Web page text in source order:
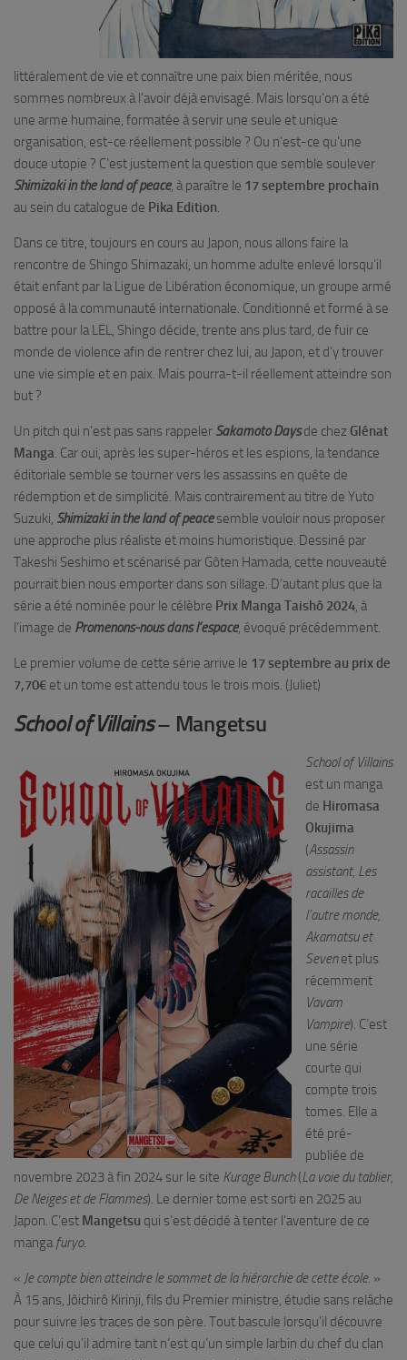
littéralement de vie et connaître une paix bien méritée, nous
sommes nombreux à l’avoir déjà envisagé. Mais lorsqu’on a été
une arme humaine, formatée à servir une seule et unique
organisation, est-ce réellement possible ? Ou n’est-ce qu’une
douce utopie ? C’est justement la question que semble soulever
Shimizaki in the land of peace, à paraître le 17 septembre prochain
au sein du catalogue de Pika Edition.
Dans ce titre, toujours en cours au Japon, nous allons faire la
rencontre de Shingo Shimazaki, un homme adulte enlevé lorsqu’il
était enfant par la Ligue de Libération économique, un groupe armé
opposé à la communauté internationale. Conditionné et formé à se
battre pour la LEL, Shingo décide, trente ans plus tard, de fuir ce
monde de violence afin de rentrer chez lui, au Japon, et d’y trouver
une vie simple et en paix. Mais pourra-t-il réellement atteindre son
but ?
Un pitch qui n’est pas sans rappeler Sakamoto Daysde chez Glénat
Manga. Car oui, après les super-héros et les espions, la tendance
éditoriale semble se tourner vers les assassins en quête de
rédemption et de simplicité. Mais contrairement au titre de Yuto
Suzuki, Shimizaki in the land of peacesemble vouloir nous proposer
une approche plus réaliste et moins humoristique. Dessiné par
Takeshi Seshimo et scénarisé par Gôten Hamada, cette nouveauté
pourrait bien nous emporter dans son sillage. D’autant plus que la
série a été nominée pour le célèbre Prix Manga Taishô 2024, à
l’image de Promenons-nous dans l’espace, évoqué précédemment.
Le premier volume de cette série arrive le 17 septembre au prix de
7,70€ et un tome est attendu tous le trois mois. (Juliet)
School of Villains– Mangetsu
School of Villains
est un manga
de Hiromasa
Okujima
(Assassin
assistant, Les
racailles de
l’autre monde,
Akamatsu et
Sevenet plus
récemment
Vavam
Vampire). C’est
une série
courte qui
compte trois
tomes. Elle a
été pré-
publiée de
novembre 2023 à fin 2024 sur le site Kurage Bunch(La voie du tablier,
De Neiges et de Flammes). Le dernier tome est sorti en 2025 au
Japon. C’est Mangetsu qui s’est décidé à tenter l’aventure de ce
manga furyo.
« Je compte bien atteindre le sommet de la hiérarchie de cette école. »
À 15 ans, Jôichirô Kirinji, fils du Premier ministre, étudie sans relâche
pour suivre les traces de son père. Tout bascule lorsqu’il découvre
que celui qu’il admire tant n’est qu’un simple larbin du chef du clan